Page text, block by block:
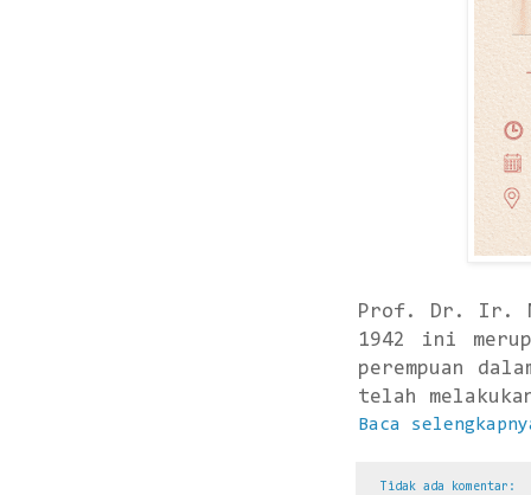
Prof. Dr. Ir.
1942 ini
perempuan
telah
Baca
Tidak ada komentar: